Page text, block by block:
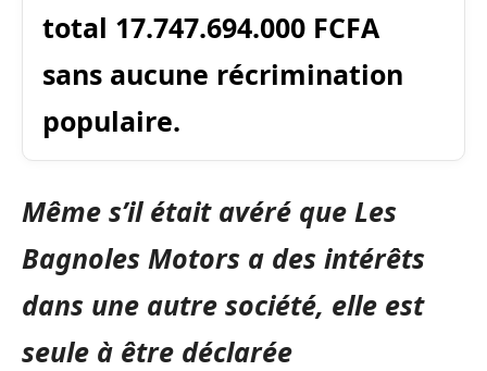
total 17.747.694.000 FCFA
sans aucune récrimination
populaire.
Même s’il était avéré que Les
Bagnoles Motors a des intérêts
dans une autre société, elle est
seule à être déclarée